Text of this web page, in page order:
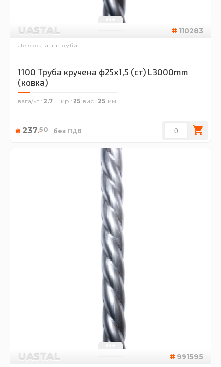
UASTAL 110283
Декоративні труби
1100 Труба кручена ф25х1,5 (ст) L3000mm
(ковка)
вага/кг. 2.7 шир. 25 вис. 25
₴ 237.50 без ПДВ
UASTAL 991595